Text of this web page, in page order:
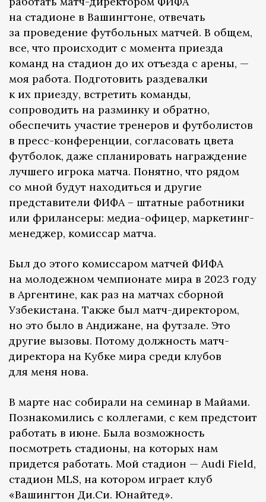
на стадионе в Вашингтоне, отвечать
за проведение футбольных матчей. В общем,
все, что происходит с момента приезда
команд на стадион до их отъезда с арены, —
моя работа. Подготовить раздевалки
к их приезду, встретить команды,
сопроводить на разминку и обратно,
обеспечить участие тренеров и футболистов
в пресс-конференции, согласовать цвета
футболок, даже спланировать награждение
лучшего игрока матча. Понятно, что рядом
со мной будут находиться и другие
представители ФИФА – штатные работники
или фрилансеры: медиа-офицер, маркетинг-
менеджер, комиссар матча.
Был до этого комиссаром матчей ФИФА
на молодежном чемпионате мира в 2023 году
в Аргентине, как раз на матчах сборной
Узбекистана. Также был матч-директором,
но это было в Андижане, на футзале. Это
другие вызовы. Потому должность матч-
директора на Кубке мира среди клубов
для меня нова.
В марте нас собирали на семинар в Майами.
Познакомились с коллегами, с кем предстоит
работать в июне. Была возможность
посмотреть стадионы, на которых нам
придется работать. Мой стадион — Audi Field,
стадион MLS, на котором играет клуб
«Вашингтон Ди.Си. Юнайтед».